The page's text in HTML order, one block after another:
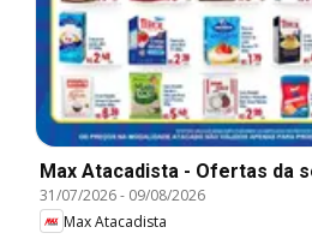
Max Atacadista - Ofertas da
31/07/2026- 09/08/2026
Max Atacadista